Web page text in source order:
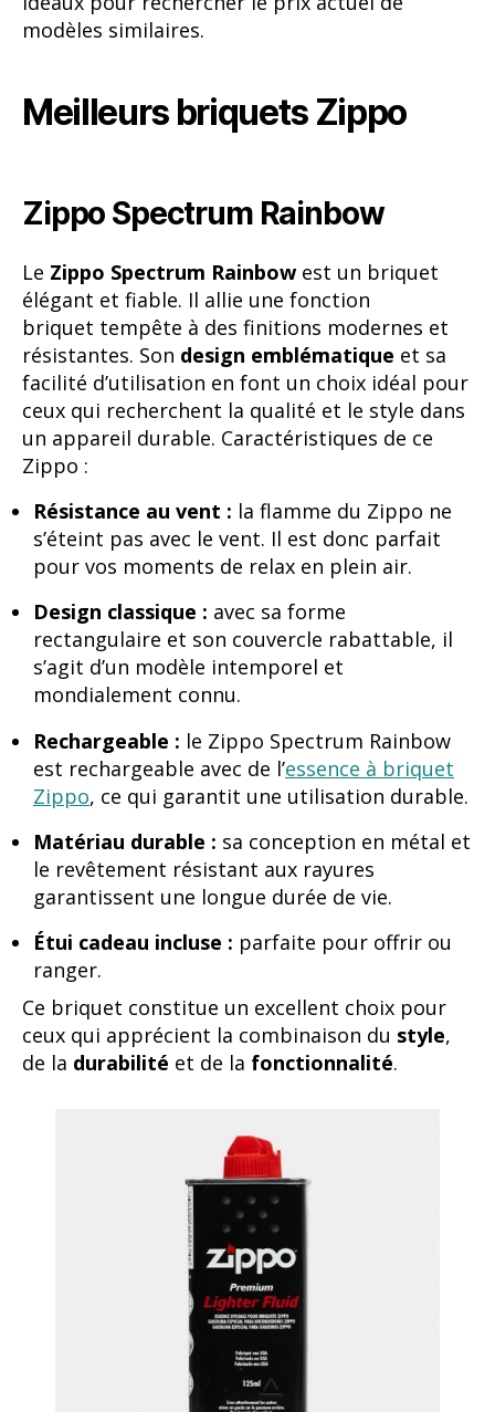
modèles similaires.
Meilleurs briquets Zippo
Zippo Spectrum Rainbow
Le Zippo Spectrum Rainbowest un briquet
élégant et fiable. Il allie une fonction
briquet tempête à des finitions modernes et
résistantes. Son design emblématique et sa
facilité d’utilisation en font un choix idéal pour
ceux qui recherchent la qualité et le style dans
un appareil durable. Caractéristiques de ce
Zippo :
Résistance au vent : la flamme du Zippo ne
s’éteint pas avec le vent. Il est donc parfait
pour vos moments de relax en plein air.
Design classique : avec sa forme
rectangulaire et son couvercle rabattable, il
s’agit d’un modèle intemporel et
mondialement connu.
Rechargeable : le Zippo Spectrum Rainbow
est rechargeable avec de l’essence à briquet
Zippo, ce qui garantit une utilisation durable.
Matériau durable : sa conception en métal et
le revêtement résistant aux rayures
garantissent une longue durée de vie.
Étui cadeau incluse : parfaite pour offrir ou
ranger.
Ce briquet constitue un excellent choix pour
ceux qui apprécient la combinaison du style,
de la durabilité et de la fonctionnalité.